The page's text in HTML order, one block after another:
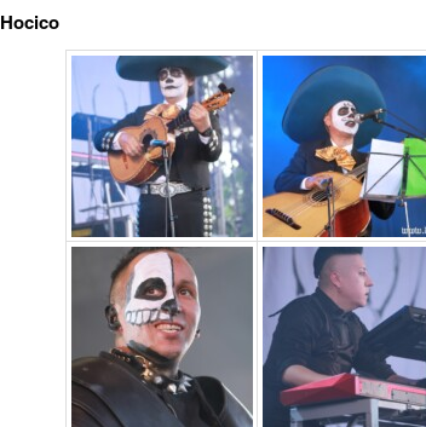
Hocico